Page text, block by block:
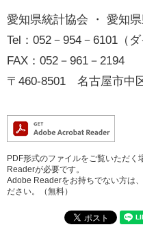
愛知県統計協会 ・ 愛知
Tel：052－954－6101（ダ
FAX：052－961－2194
〒460-8501 名古屋市中
PDF形式のファイルをご覧いただ
Readerが必要です。
Adobe Readerをお持ちでない方は
ださい。（無料）